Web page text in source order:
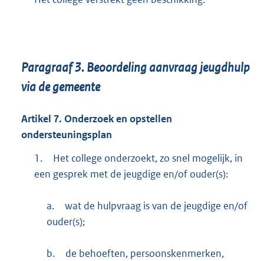
Paragraaf 3. Beoordeling aanvraag jeugdhulp
via de gemeente
Artikel 7. Onderzoek en opstellen
ondersteuningsplan
1.
Het college onderzoekt, zo snel mogelijk, in
een gesprek met de jeugdige en/of ouder(s):
a.
wat de hulpvraag is van de jeugdige en/of
ouder(s);
b.
de behoeften, persoonskenmerken,